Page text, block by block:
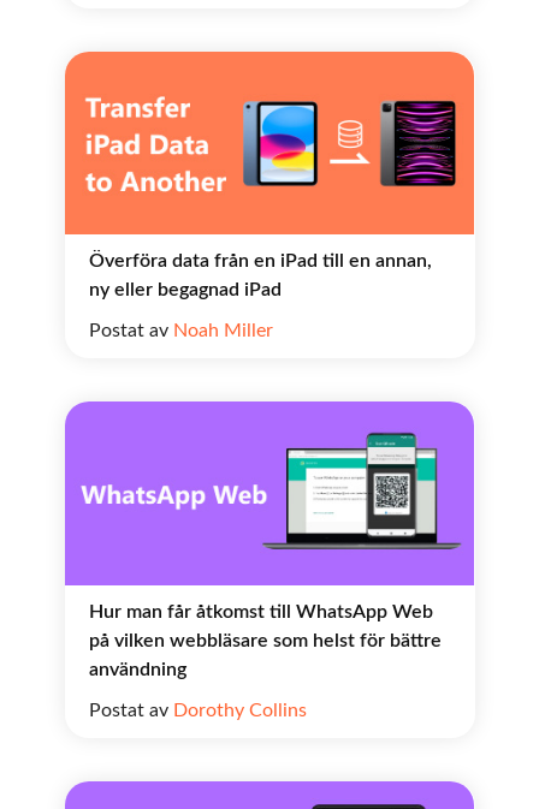
Överföra data från en iPad till en annan,
ny eller begagnad iPad
Postat av Noah Miller
Hur man får åtkomst till WhatsApp Web
på vilken webbläsare som helst för bättre
användning
Postat av Dorothy Collins